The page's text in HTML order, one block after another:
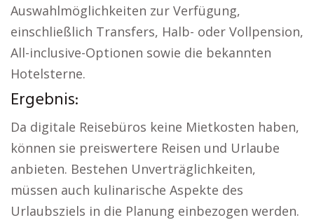
Auswahlmöglichkeiten zur Verfügung,
einschließlich Transfers, Halb- oder Vollpension,
All-inclusive-Optionen sowie die bekannten
Hotelsterne.
Ergebnis:
Da digitale Reisebüros keine Mietkosten haben,
können sie preiswertere Reisen und Urlaube
anbieten. Bestehen Unverträglichkeiten,
müssen auch kulinarische Aspekte des
Urlaubsziels in die Planung einbezogen werden.